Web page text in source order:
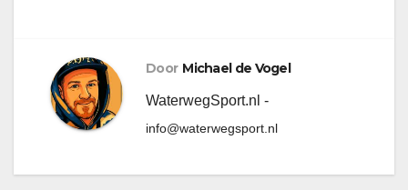
Door Michael de Vogel
WaterwegSport.nl -
info@waterwegsport.nl